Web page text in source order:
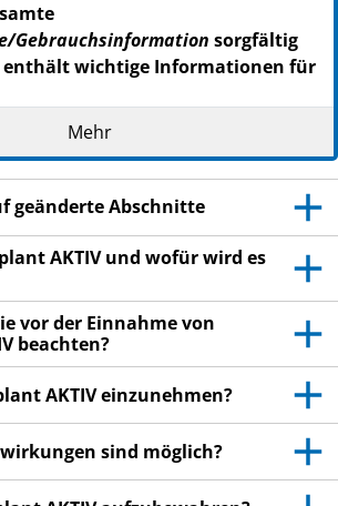
Gebrauchsinformation sorgfältig
enthält wichtige Informationen für
ist auch ohne ärztliche
Um einen bestmöglichen
zu erzielen, muss Neuroplant
angewendet werden.
auf. Vielleicht möchten
lesen.
Apotheker, wenn Sie weitere
einen Rat benötigen.
verschlimmert oder
müssen Sie einen Arzt
Mehr
geänderte Abschnitte
AKTIV und wofür wird es
vor der Einnahme von
beachten?
AKTIV einzunehmen?
sind möglich?